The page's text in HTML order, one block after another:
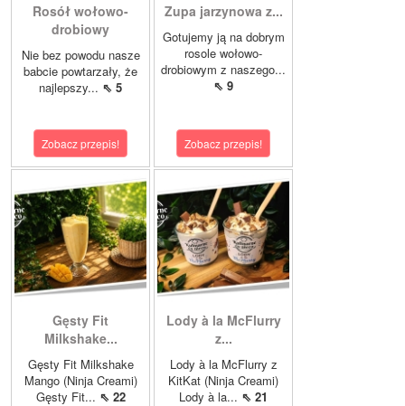
Rosół wołowo-
drobiowy
Nie bez powodu nasze
babcie powtarzały, że
najlepszy... ⇖ 5
Zobacz przepis!
Zupa jarzynowa z...
Gotujemy ją na dobrym
rosole wołowo-
drobiowym z naszego...
⇖ 9
Zobacz przepis!
Gęsty Fit
Milkshake...
Gęsty Fit Milkshake
Mango (Ninja Creami)
Gęsty Fit... ⇖ 22
Lody à la McFlurry
z...
Lody à la McFlurry z
KitKat (Ninja Creami)
Lody à la... ⇖ 21